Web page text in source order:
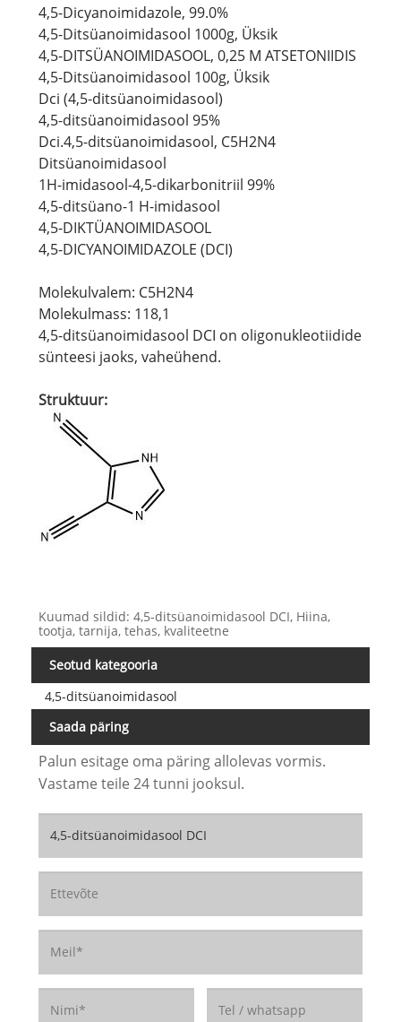
4,5-Dicyanoimidazole, 99.0%
4,5-Ditsüanoimidasool 1000g, Üksik
4,5-DITSÜANOIMIDASOOL, 0,25 M ATSETONIIDIS
4,5-Ditsüanoimidasool 100g, Üksik
Dci (4,5-ditsüanoimidasool)
4,5-ditsüanoimidasool 95%
Dci.4,5-ditsüanoimidasool, C5H2N4
Ditsüanoimidasool
1H-imidasool-4,5-dikarbonitriil 99%
4,5-ditsüano-1 H-imidasool
4,5-DIKTÜANOIMIDASOOL
4,5-DICYANOIMIDAZOLE (DCI)
Molekulvalem: C5H2N4
Molekulmass: 118,1
4,5-ditsüanoimidasool DCI on oligonukleotiidide
sünteesi jaoks, vaheühend.
Struktuur:
Kuumad sildid: 4,5-ditsüanoimidasool DCI, Hiina,
tootja, tarnija, tehas, kvaliteetne
Seotud kategooria
4,5-ditsüanoimidasool
Saada päring
Palun esitage oma päring allolevas vormis.
Vastame teile 24 tunni jooksul.